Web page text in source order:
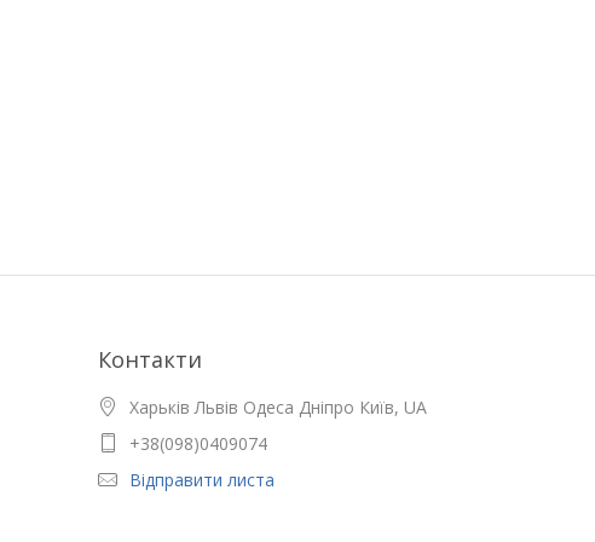
Контакти
Харьків Львів Одеса Дніпро Київ, UA
+38(098)0409074
Відправити листа